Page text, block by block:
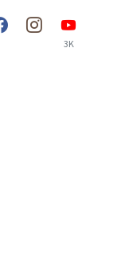
3K